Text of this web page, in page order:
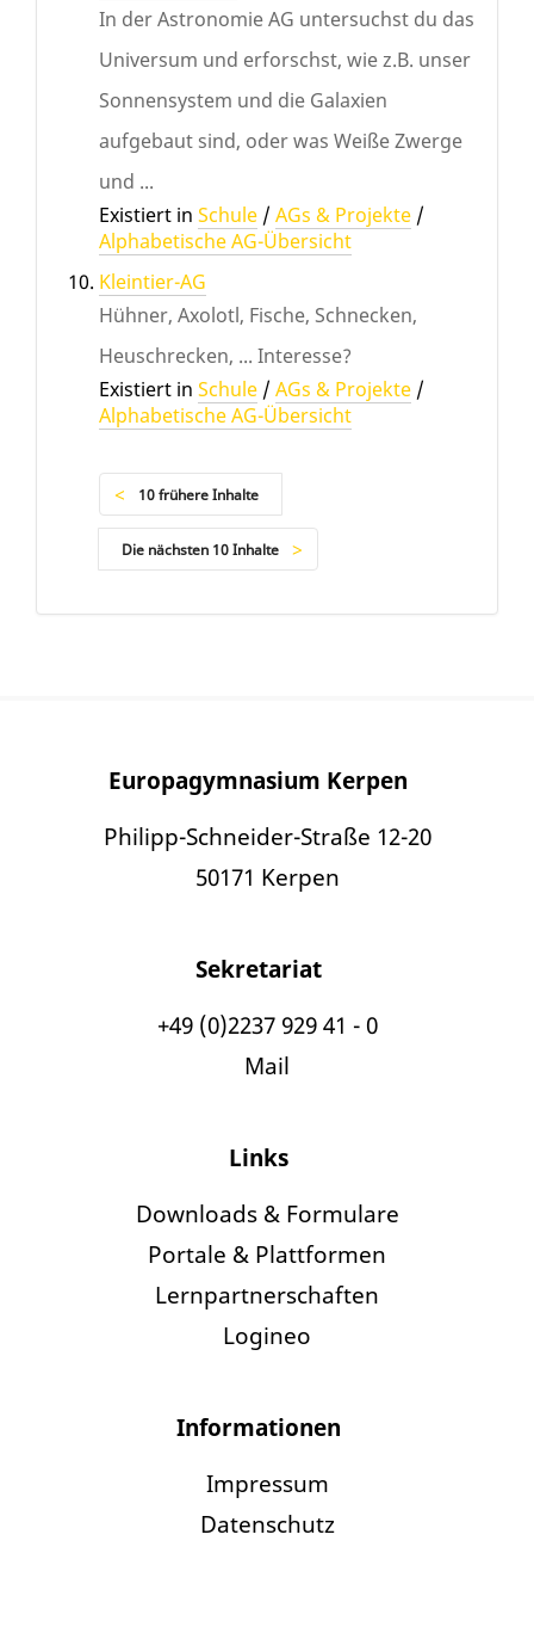
In der Astronomie AG untersuchst du das
Universum und erforschst, wie z.B. unser
Sonnensystem und die Galaxien
aufgebaut sind, oder was Weiße Zwerge
und ...
Existiert in Schule / AGs & Projekte /
Alphabetische AG-Übersicht
Kleintier-AG
Hühner, Axolotl, Fische, Schnecken,
Heuschrecken, ... Interesse?
Existiert in Schule / AGs & Projekte /
Alphabetische AG-Übersicht
10 frühere Inhalte
Die nächsten 10 Inhalte
Europagymnasium Kerpen
Philipp-Schneider-Straße 12-20
50171 Kerpen
Sekretariat
+49 (0)2237 929 41 - 0
Mail
Links
Downloads & Formulare
Portale & Plattformen
Lernpartnerschaften
Logineo
Informationen
Impressum
Datenschutz